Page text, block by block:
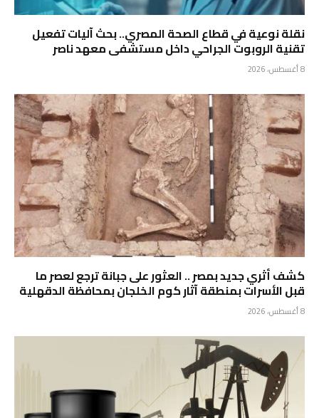
نقلة نوعية في قطاع الصحة المصري.. بحث آليات تفعيل
تقنية الروبوت الجراحي داخل مستشفى معهد ناصر
8 أغسطس، 2026
كشف أثري جديد بمصر .. ⁠العثور على جبانة ترجع لعصر ما
قبل الأسرات بمنطقة آثار كوم الخلجان بمحافظة الدقهلية
8 أغسطس، 2026